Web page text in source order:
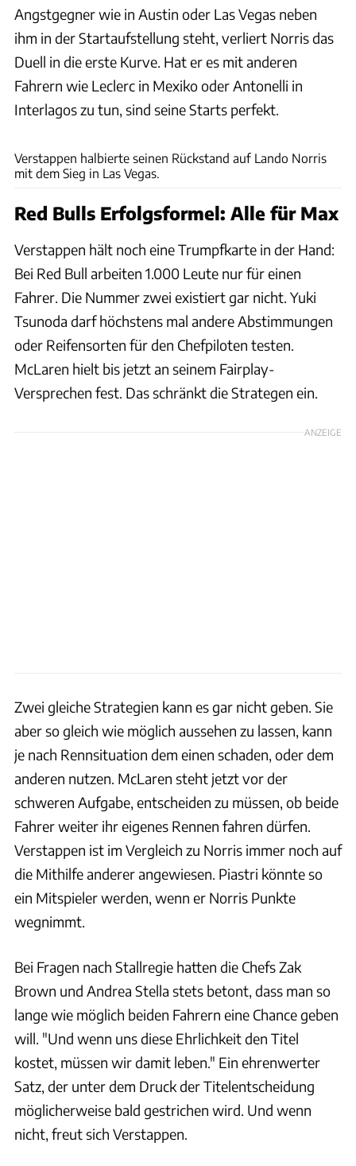
Angstgegner wie in Austin oder Las Vegas neben
ihm in der Startaufstellung steht, verliert Norris das
Duell in die erste Kurve. Hat er es mit anderen
Fahrern wie Leclerc in Mexiko oder Antonelli in
Interlagos zu tun, sind seine Starts perfekt.
Verstappen halbierte seinen Rückstand auf Lando Norris
mit dem Sieg in Las Vegas.
Red Bulls Erfolgsformel: Alle für Max
Verstappen hält noch eine Trumpfkarte in der Hand:
Bei Red Bull arbeiten 1.000 Leute nur für einen
Fahrer. Die Nummer zwei existiert gar nicht. Yuki
Tsunoda darf höchstens mal andere Abstimmungen
oder Reifensorten für den Chefpiloten testen.
McLaren hielt bis jetzt an seinem Fairplay-
Versprechen fest. Das schränkt die Strategen ein.
ANZEIGE
Zwei gleiche Strategien kann es gar nicht geben. Sie
aber so gleich wie möglich aussehen zu lassen, kann
je nach Rennsituation dem einen schaden, oder dem
anderen nutzen. McLaren steht jetzt vor der
schweren Aufgabe, entscheiden zu müssen, ob beide
Fahrer weiter ihr eigenes Rennen fahren dürfen.
Verstappen ist im Vergleich zu Norris immer noch auf
die Mithilfe anderer angewiesen. Piastri könnte so
ein Mitspieler werden, wenn er Norris Punkte
wegnimmt.
Bei Fragen nach Stallregie hatten die Chefs Zak
Brown und Andrea Stella stets betont, dass man so
lange wie möglich beiden Fahrern eine Chance geben
will. "Und wenn uns diese Ehrlichkeit den Titel
kostet, müssen wir damit leben." Ein ehrenwerter
Satz, der unter dem Druck der Titelentscheidung
möglicherweise bald gestrichen wird. Und wenn
nicht, freut sich Verstappen.